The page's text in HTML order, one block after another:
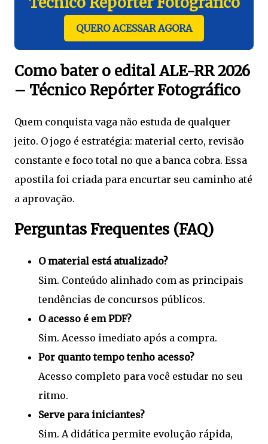
QUERO ACESSAR AGORA
Como bater o edital ALE-RR 2026
– Técnico Repórter Fotográfico
Quem conquista vaga não estuda de qualquer
jeito. O jogo é estratégia: material certo, revisão
constante e foco total no que a banca cobra. Essa
apostila foi criada para encurtar seu caminho até
a aprovação.
Perguntas Frequentes (FAQ)
O material está atualizado?
Sim. Conteúdo alinhado com as principais
tendências de concursos públicos.
O acesso é em PDF?
Sim. Acesso imediato após a compra.
Por quanto tempo tenho acesso?
Acesso completo para você estudar no seu
ritmo.
Serve para iniciantes?
Sim. A didática permite evolução rápida,